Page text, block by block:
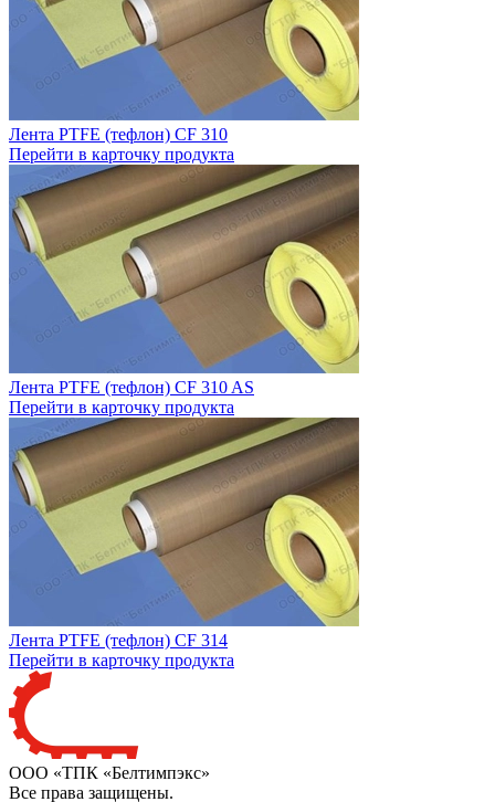
Лента PTFE (тефлон) CF 310
Перейти в карточку продукта
Лента PTFE (тефлон) CF 310 AS
Перейти в карточку продукта
Лента PTFE (тефлон) CF 314
Перейти в карточку продукта
ООО «ТПК «Белтимпэкс»
Все права защищены.